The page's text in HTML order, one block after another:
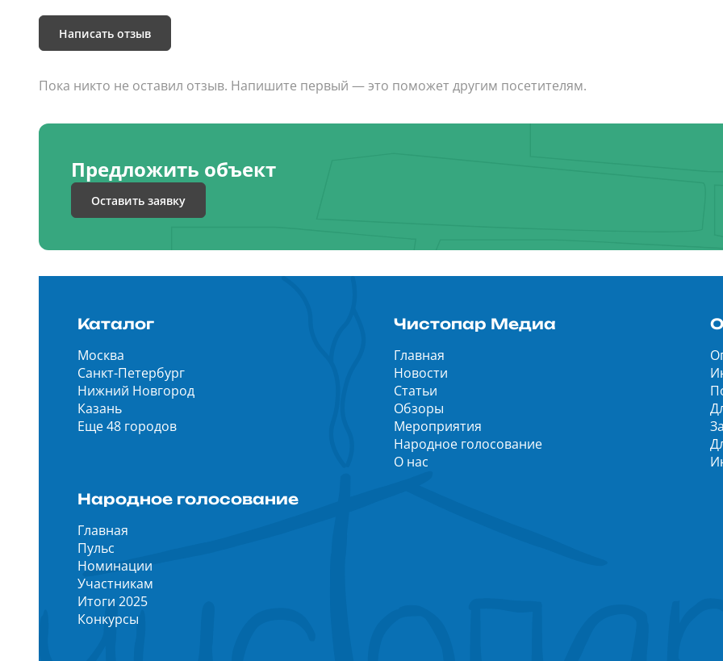
Написать отзыв
Пока никто не оставил отзыв. Напишите первый — это поможет другим посетителям.
Предложить объект
Оставить заявку
Каталог
Москва
Санкт-Петербург
Нижний Новгород
Казань
Еще 48 городов
Чистопар Медиа
Главная
Новости
Статьи
Обзоры
Мероприятия
Народное голосование
О нас
Народное голосование
Главная
Пульс
Номинации
Участникам
Итоги 2025
Конкурсы